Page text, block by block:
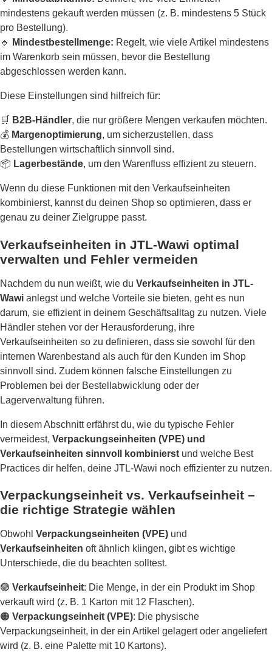
mindestens gekauft werden müssen (z. B. mindestens 5 Stück
pro Bestellung).
🔹
Mindestbestellmenge: Regelt, wie viele Artikel mindestens
im Warenkorb sein müssen, bevor die Bestellung
abgeschlossen werden kann.
Diese Einstellungen sind hilfreich für:
🛒 B2B-Händler, die nur größere Mengen verkaufen möchten.
💰 Margenoptimierung, um sicherzustellen, dass
Bestellungen wirtschaftlich sinnvoll sind.
📦 Lagerbestände, um den Warenfluss effizient zu steuern.
Wenn du diese Funktionen mit den Verkaufseinheiten
kombinierst, kannst du deinen Shop so optimieren, dass er
genau zu deiner Zielgruppe passt.
Verkaufseinheiten in JTL-Wawi optimal
verwalten und Fehler vermeiden
Nachdem du nun weißt, wie du Verkaufseinheiten in JTL-
Wawi anlegst und welche Vorteile sie bieten, geht es nun
darum, sie effizient in deinem Geschäftsalltag zu nutzen. Viele
Händler stehen vor der Herausforderung, ihre
Verkaufseinheiten so zu definieren, dass sie sowohl für den
internen Warenbestand als auch für den Kunden im Shop
sinnvoll sind. Zudem können falsche Einstellungen zu
Problemen bei der Bestellabwicklung oder der
Lagerverwaltung führen.
In diesem Abschnitt erfährst du, wie du typische Fehler
vermeidest, Verpackungseinheiten (VPE) und
Verkaufseinheiten sinnvoll kombinierst und welche Best
Practices dir helfen, deine JTL-Wawi noch effizienter zu nutzen.
Verpackungseinheit vs. Verkaufseinheit –
die richtige Strategie wählen
Obwohl Verpackungseinheiten (VPE) und
Verkaufseinheiten oft ähnlich klingen, gibt es wichtige
Unterschiede, die du beachten solltest.
🟢 Verkaufseinheit: Die Menge, in der ein Produkt im Shop
verkauft wird (z. B. 1 Karton mit 12 Flaschen).
🟠 Verpackungseinheit (VPE): Die physische
Verpackungseinheit, in der ein Artikel gelagert oder angeliefert
wird (z. B. eine Palette mit 10 Kartons).